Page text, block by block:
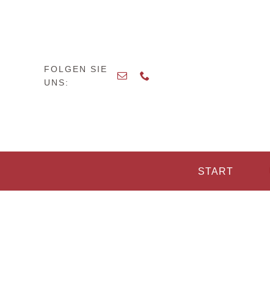
FOLGEN SIE
UNS:
START